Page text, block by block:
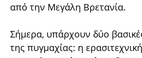
από την Μεγάλη Βρετανία.
Σήμερα, υπάρχουν δύο
της πυγμαχίας: η